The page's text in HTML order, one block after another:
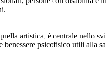
artistica, è centrale nello
benessere psicofisico utili alla